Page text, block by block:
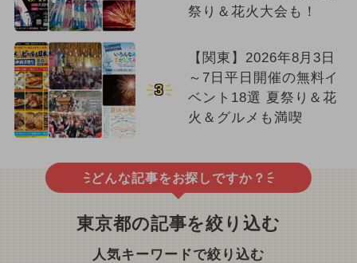
祭り＆花火大会も！
3
【関東】2026年8月3日
～7日平日開催の無料イ
ベント18選 夏祭り＆花
火＆グルメも満喫
どんな記事をお探しですか？
東京都の記事を絞り込む
人気キーワードで絞り込む